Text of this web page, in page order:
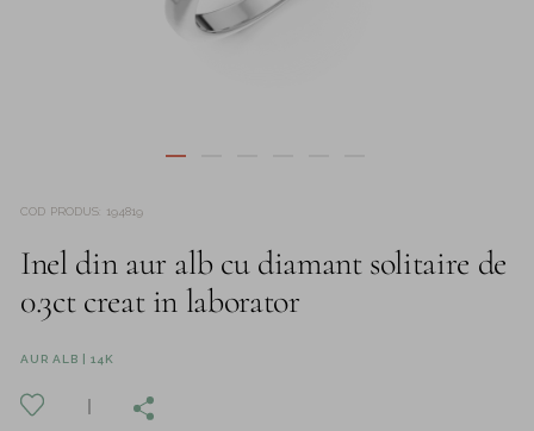
COD PRODUS 194819
Inel din aur alb cu diamant solitaire de
0.3ct creat in laborator
AUR ALB | 14K